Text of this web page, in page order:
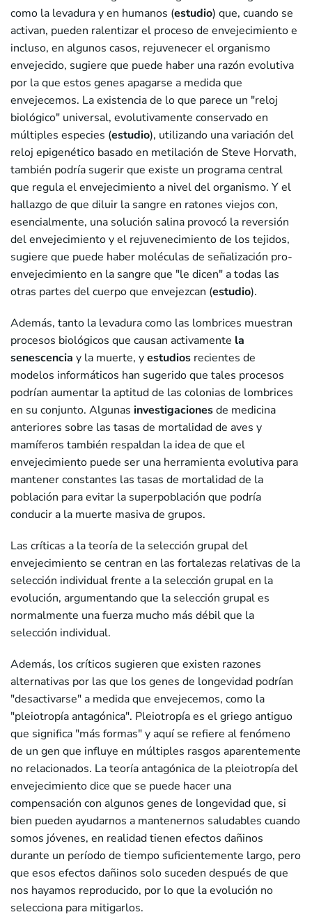
como la levadura y en humanos (estudio) que, cuando se
activan, pueden ralentizar el proceso de envejecimiento e
incluso, en algunos casos, rejuvenecer el organismo
envejecido, sugiere que puede haber una razón evolutiva
por la que estos genes apagarse a medida que
envejecemos. La existencia de lo que parece un "reloj
biológico" universal, evolutivamente conservado en
múltiples especies (estudio), utilizando una variación del
reloj epigenético basado en metilación de Steve Horvath,
también podría sugerir que existe un programa central
que regula el envejecimiento a nivel del organismo. Y el
hallazgo de que diluir la sangre en ratones viejos con,
esencialmente, una solución salina provocó la reversión
del envejecimiento y el rejuvenecimiento de los tejidos,
sugiere que puede haber moléculas de señalización pro-
envejecimiento en la sangre que "le dicen" a todas las
otras partes del cuerpo que envejezcan (estudio).
Además, tanto la levadura como las lombrices muestran
procesos biológicos que causan activamente la
senescencia y la muerte, yestudios recientes de
modelos informáticos han sugerido que tales procesos
podrían aumentar la aptitud de las colonias de lombrices
en su conjunto. Algunas investigacionesde medicina
anteriores sobre las tasas de mortalidad de aves y
mamíferos también respaldan la idea de que el
envejecimiento puede ser una herramienta evolutiva para
mantener constantes las tasas de mortalidad de la
población para evitar la superpoblación que podría
conducir a la muerte masiva de grupos.
Las críticas a la teoría de la selección grupal del
envejecimiento se centran en las fortalezas relativas de la
selección individual frente a la selección grupal en la
evolución, argumentando que la selección grupal es
normalmente una fuerza mucho más débil que la
selección individual.
Además, los críticos sugieren que existen razones
alternativas por las que los genes de longevidad podrían
"desactivarse" a medida que envejecemos, como la
"pleiotropía antagónica". Pleiotropía es el griego antiguo
que significa "más formas" y aquí se refiere al fenómeno
de un gen que influye en múltiples rasgos aparentemente
no relacionados. La teoría antagónica de la pleiotropía del
envejecimiento dice que se puede hacer una
compensación con algunos genes de longevidad que, si
bien pueden ayudarnos a mantenernos saludables cuando
somos jóvenes, en realidad tienen efectos dañinos
durante un período de tiempo suficientemente largo, pero
que esos efectos dañinos solo suceden después de que
nos hayamos reproducido, por lo que la evolución no
selecciona para mitigarlos.